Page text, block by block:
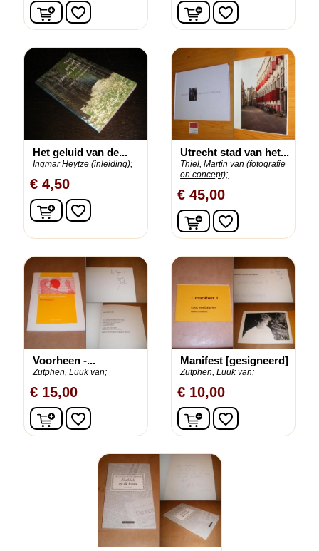
In winkelwagen
favorite_border In winkelwagen
favorite_border
Het geluid van de...
Ingmar Heytze (inleiding);
€ 4,50
In winkelwagen
favorite_border
Utrecht stad van het...
Thiel, Martin van (fotografie
en concept);
€ 45,00
In winkelwagen
favorite_border
Voorheen -...
Zutphen, Luuk van;
€ 15,00
In winkelwagen
favorite_border
Manifest [gesigneerd]
Zutphen, Luuk van;
€ 10,00
In winkelwagen
favorite_border